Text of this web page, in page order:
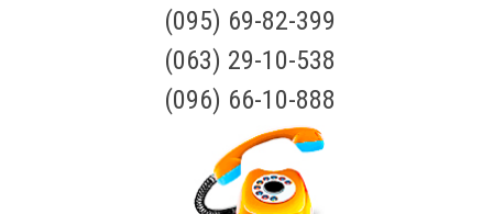
(095) 69-82-399
(063) 29-10-538
(096) 66-10-888